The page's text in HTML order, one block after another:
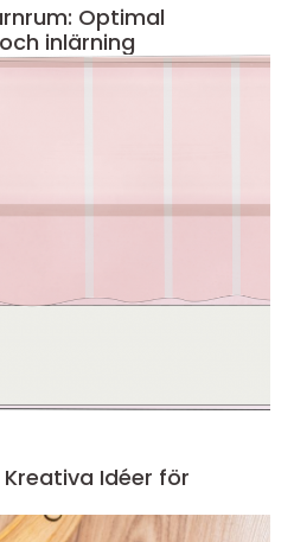
Optimal
inlärning